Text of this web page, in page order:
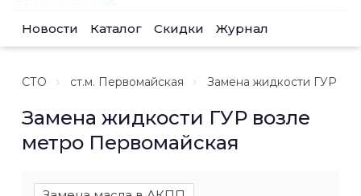
Новости Каталог Скидки Журнал
СТО ст.м. Первомайская Замена жидкости ГУР
Замена жидкости ГУР возле
метро Первомайская